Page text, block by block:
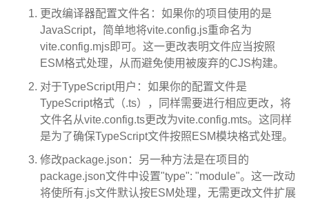
更改编译器配置文件名：如果你的项目使用的是
JavaScript，简单地将vite.config.js重命名为
vite.config.mjs即可。这一更改表明文件应当按照
ESM格式处理，从而避免使用被废弃的CJS构建。
对于TypeScript用户：如果你的配置文件是
TypeScript格式（.ts），同样需要进行相应更改，将
文件名从vite.config.ts更改为vite.config.mts。这同样
是为了确保TypeScript文件按照ESM模块格式处理。
修改package.json：另一种方法是在项目的
package.json文件中设置"type": "module"。这一改动
将使所有.js文件默认按ESM处理，无需更改文件扩展